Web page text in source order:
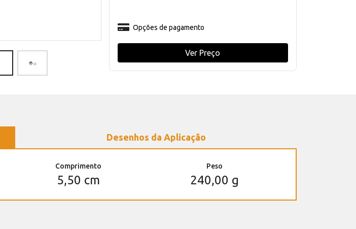
Opções de pagamento
Ver Preço
Desenhos da Aplicação
Comprimento
5,50 cm
Peso
240,00 g